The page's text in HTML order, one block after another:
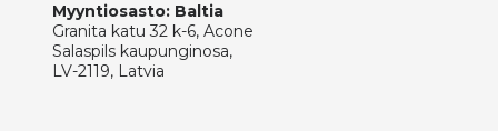
Myyntiosasto: Baltia
Granita katu 32 k-6, Acone
Salaspils kaupunginosa,
LV-2119, Latvia